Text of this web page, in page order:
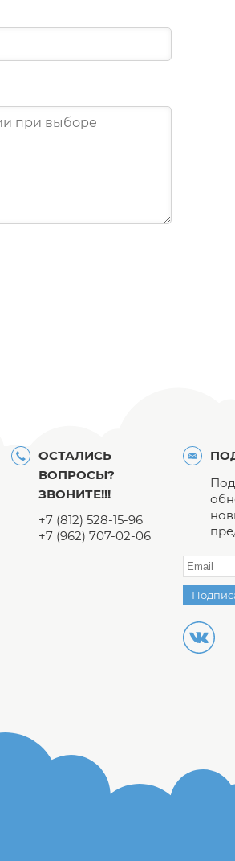
ОСТАЛИСЬ
ВОПРОСЫ?
ЗВОНИТЕ!!!
+7 (812) 528-15-96
+7 (962) 707-02-06